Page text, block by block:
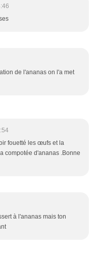
de l'ananas on l'a met
fouetté les œufs et la
compotée d'ananas .Bonne
à l'ananas mais ton